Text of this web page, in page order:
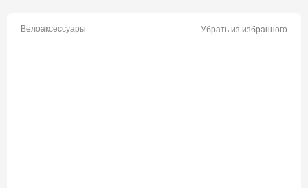
Велоаксессуары Убрать из избранного